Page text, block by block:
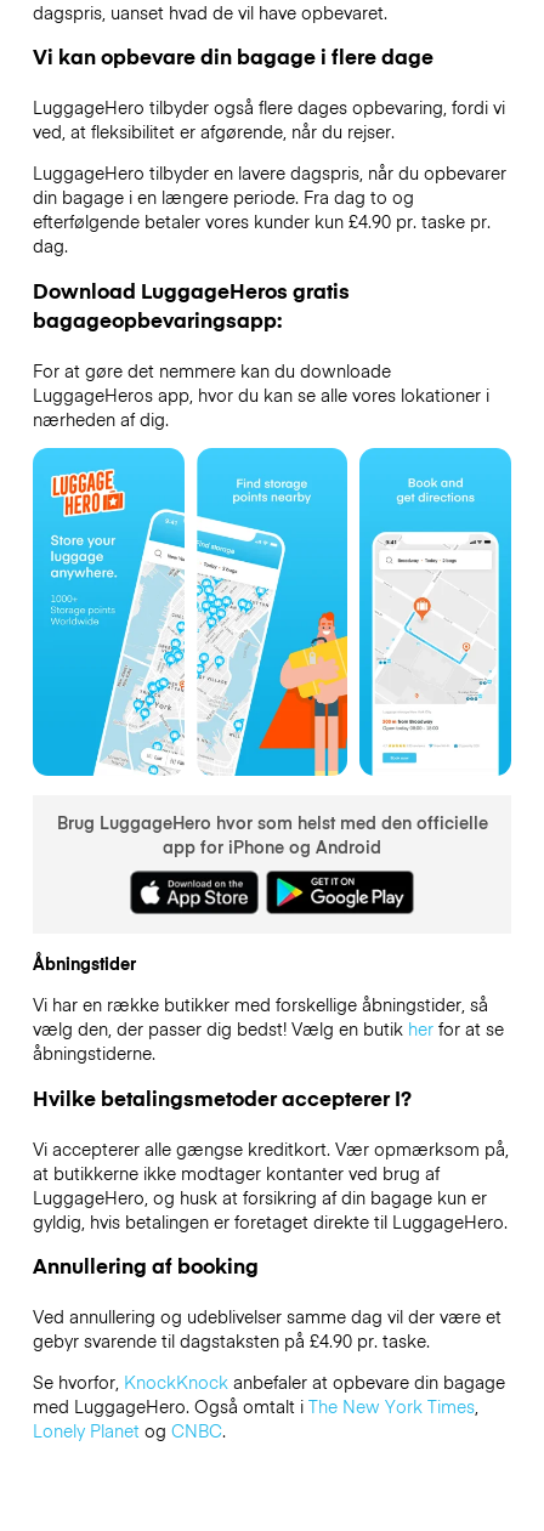
dagspris, uanset hvad de vil have opbevaret.
Vi kan opbevare din bagage i flere dage
LuggageHero tilbyder også flere dages opbevaring, fordi vi
ved, at fleksibilitet er afgørende, når du rejser.
LuggageHero tilbyder en lavere dagspris, når du opbevarer
din bagage i en længere periode. Fra dag to og
efterfølgende betaler vores kunder kun £4.90 pr. taske pr.
dag.
Download LuggageHeros gratis
bagageopbevaringsapp:
For at gøre det nemmere kan du downloade
LuggageHeros app, hvor du kan se alle vores lokationer i
nærheden af dig.
Brug LuggageHero hvor som helst med den officielle
app for iPhone og Android
Åbningstider
Vi har en række butikker med forskellige åbningstider, så
vælg den, der passer dig bedst! Vælg en butik herfor at se
åbningstiderne.
Hvilke betalingsmetoder accepterer I?
Vi accepterer alle gængse kreditkort. Vær opmærksom på,
at butikkerne ikke modtager kontanter ved brug af
LuggageHero, og husk at forsikring af din bagage kun er
gyldig, hvis betalingen er foretaget direkte til LuggageHero.
Annullering af booking
Ved annullering og udeblivelser samme dag vil der være et
gebyr svarende til dagstaksten på £4.90 pr. taske.
Se hvorfor, KnockKnockanbefaler at opbevare din bagage
med LuggageHero. Også omtalt i The New York Times,
Lonely Planetog CNBC.